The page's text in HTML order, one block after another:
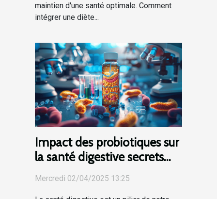
maintien d'une santé optimale. Comment
intégrer une diète...
Impact des probiotiques sur
la santé digestive secrets
équilibrée
Mercredi 02/04/2025 13:25